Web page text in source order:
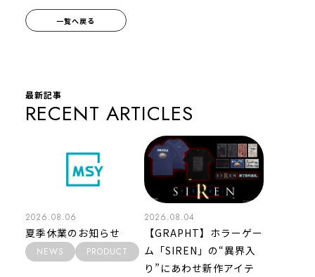
一覧へ戻る
最新記事
RECENT ARTICLES
2026.08.06
夏季休業のお知らせ
NEWS PRODUCT
2026.08.04
【GRAPHT】ホラーゲー
ム「SIREN」の“異界入
り”にあわせ新作アイテ